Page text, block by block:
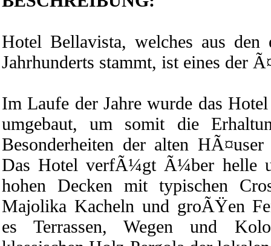
Hotel Bellavista, welches aus den
Jahrhunderts stammt, ist eines der
Im Laufe der Jahre wurde das
umgebaut, um somit die
Besonderheiten der alten
Das Hotel verfÃ¼gt Ã¼ber helle
hohen Decken mit typischen
Majolika Kacheln und groÃŸen
es Terrassen, Wegen und